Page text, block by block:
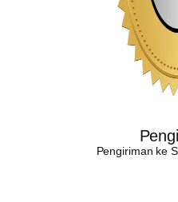
Pengiriman ke